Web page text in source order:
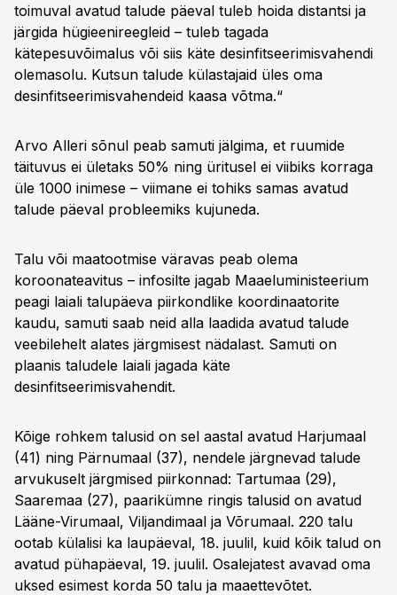
toimuval avatud talude päeval tuleb hoida distantsi ja
järgida hügieenireegleid – tuleb tagada
kätepesuvõimalus või siis käte desinfitseerimisvahendi
olemasolu. Kutsun talude külastajaid üles oma
desinfitseerimisvahendeid kaasa võtma.“
Arvo Alleri sõnul peab samuti jälgima, et ruumide
täituvus ei ületaks 50% ning üritusel ei viibiks korraga
üle 1000 inimese – viimane ei tohiks samas avatud
talude päeval probleemiks kujuneda.
Talu või maatootmise väravas peab olema
koroonateavitus – infosilte jagab Maaeluministeerium
peagi laiali talupäeva piirkondlike koordinaatorite
kaudu, samuti saab neid alla laadida avatud talude
veebilehelt alates järgmisest nädalast. Samuti on
plaanis taludele laiali jagada käte
desinfitseerimisvahendit.
Kõige rohkem talusid on sel aastal avatud Harjumaal
(41) ning Pärnumaal (37), nendele järgnevad talude
arvukuselt järgmised piirkonnad: Tartumaa (29),
Saaremaa (27), paarikümne ringis talusid on avatud
Lääne-Virumaal, Viljandimaal ja Võrumaal. 220 talu
ootab külalisi ka laupäeval, 18. juulil, kuid kõik talud on
avatud pühapäeval, 19. juulil. Osalejatest avavad oma
uksed esimest korda 50 talu ja maaettevõtet.